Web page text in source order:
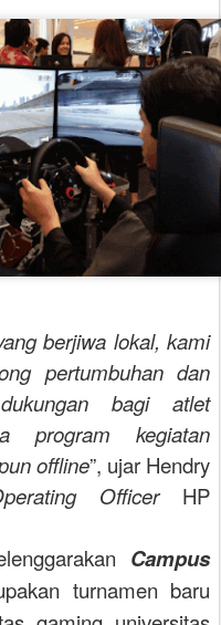
berjiwa lokal, kami
pertumbuhan dan
bagi atlet
program kegiatan
offline”, ujar Hendry
OfficerHP
Campus
turnamen baru